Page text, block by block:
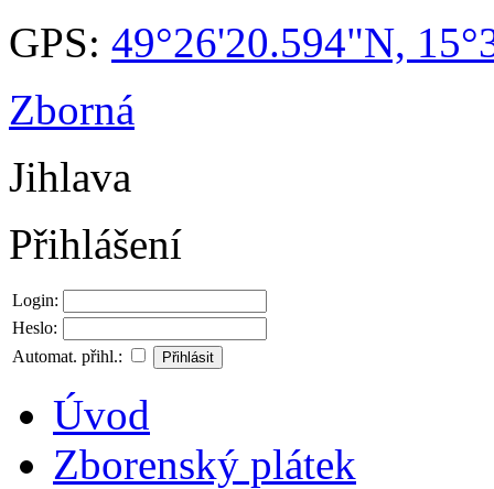
GPS: 49°26'20.594"N,
Zborná
Jihlava
Přihlášení
Login:
Heslo:
Automat. přihl.:
Úvod
Zborenský plátek